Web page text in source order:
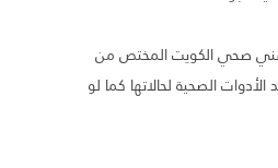
صحي الكويت المختص من
الصحية لحالاتها كما لو